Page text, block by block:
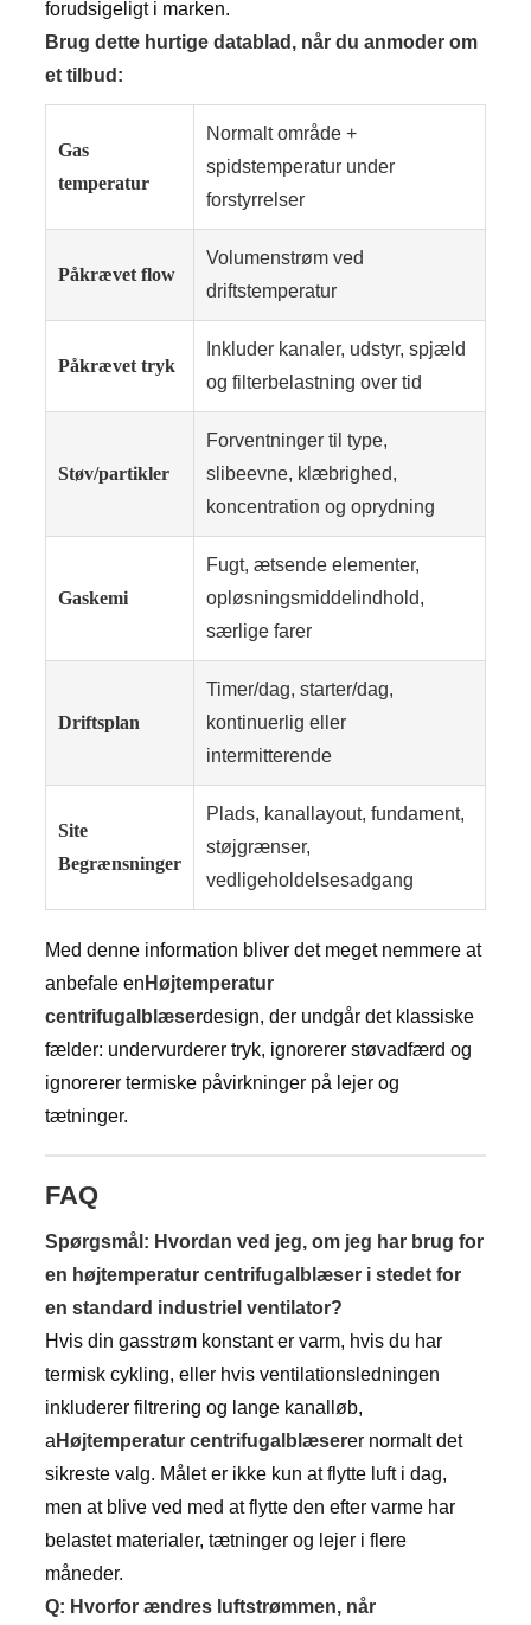
forudsigeligt i marken.
Brug dette hurtige datablad, når du anmoder om
et tilbud:
Gas
temperatur
Normalt område +
spidstemperatur under
forstyrrelser
Påkrævet flow
Volumenstrøm ved
driftstemperatur
Påkrævet tryk
Inkluder kanaler, udstyr, spjæld
og filterbelastning over tid
Støv/partikler
Forventninger til type,
slibeevne, klæbrighed,
koncentration og oprydning
Gaskemi
Fugt, ætsende elementer,
opløsningsmiddelindhold,
særlige farer
Driftsplan
Timer/dag, starter/dag,
kontinuerlig eller
intermitterende
Site
Begrænsninger
Plads, kanallayout, fundament,
støjgrænser,
vedligeholdelsesadgang
Med denne information bliver det meget nemmere at
anbefale en Højtemperatur
centrifugalblæserdesign, der undgår det klassiske
fælder: undervurderer tryk, ignorerer støvadfærd og
ignorerer termiske påvirkninger på lejer og
tætninger.
FAQ
Spørgsmål: Hvordan ved jeg, om jeg har brug for
en højtemperatur centrifugalblæser i stedet for
en standard industriel ventilator?
Hvis din gasstrøm konstant er varm, hvis du har
termisk cykling, eller hvis ventilationsledningen
inkluderer filtrering og lange kanalløb,
a Højtemperatur centrifugalblæserer normalt det
sikreste valg. Målet er ikke kun at flytte luft i dag,
men at blive ved med at flytte den efter varme har
belastet materialer, tætninger og lejer i flere
måneder.
Q: Hvorfor ændres luftstrømmen, når